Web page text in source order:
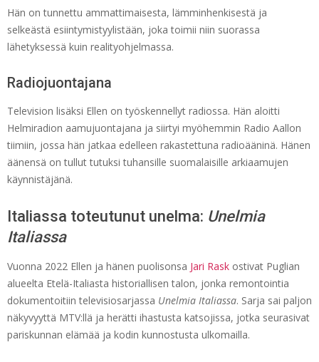
Hän on tunnettu ammattimaisesta, lämminhenkisestä ja
selkeästä esiintymistyylistään, joka toimii niin suorassa
lähetyksessä kuin realityohjelmassa.
Radiojuontajana
Television lisäksi Ellen on työskennellyt radiossa. Hän aloitti
Helmiradion aamujuontajana ja siirtyi myöhemmin Radio Aallon
tiimiin, jossa hän jatkaa edelleen rakastettuna radioääninä. Hänen
äänensä on tullut tutuksi tuhansille suomalaisille arkiaamujen
käynnistäjänä.
Italiassa toteutunut unelma: Unelmia
Italiassa
Vuonna 2022 Ellen ja hänen puolisonsa Jari Rask ostivat Puglian
alueelta Etelä-Italiasta historiallisen talon, jonka remontointia
dokumentoitiin televisiosarjassa Unelmia Italiassa. Sarja sai paljon
näkyvyyttä MTV:llä ja herätti ihastusta katsojissa, jotka seurasivat
pariskunnan elämää ja kodin kunnostusta ulkomailla.